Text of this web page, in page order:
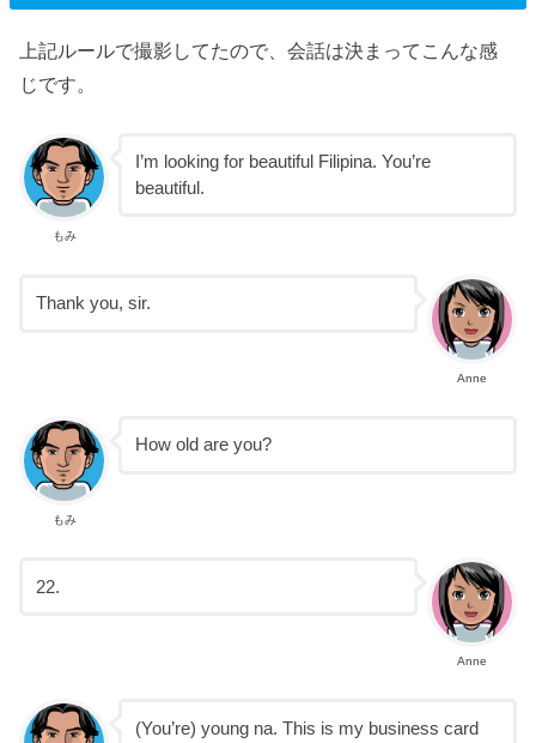
上記ルールで撮影してたので、会話は決まってこんな感
じです。
もみ
I’m looking for beautiful Filipina. You’re
beautiful.
Anne
Thank you, sir.
もみ
How old are you?
Anne
22.
(You’re) young na. This is my business card